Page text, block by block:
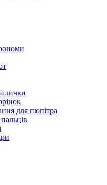
для пюпітра